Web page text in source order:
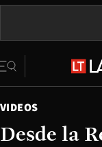
VIDEOS
Desde la